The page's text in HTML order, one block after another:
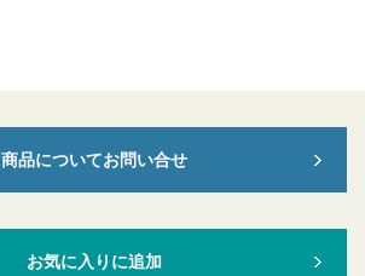
商品についてお問い合せ
お気に入りに追加